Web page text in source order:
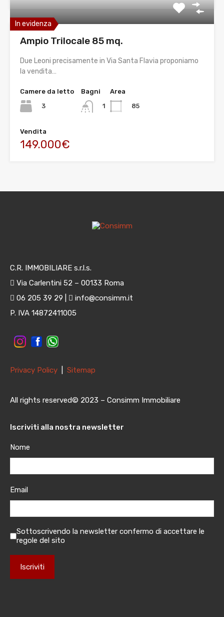
In evidenza
Ampio Trilocale 85 mq.
Due Leoni precisamente in Via Santa Flavia proponiamo
la vendita…
Camere da letto
3
Bagni
1
Area
85
Vendita
149.000€
C.R. IMMOBILIARE s.r.l.s.
Via Carlentini 52 – 00133 Roma
06 205 39 29 |
info@consimm.it
P. IVA 14872411005
Privacy Policy Sitemap
All rights reserved© 2023 – Consimm Immobiliare
Iscriviti alla nostra newsletter
Nome
Email
Sottoscrivendo la newsletter confermo di accettare le
regole del sito